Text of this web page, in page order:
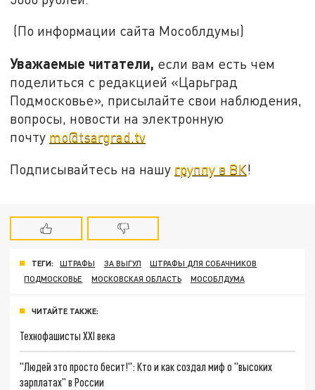
(По информации сайта Мособлдумы)
Уважаемые читатели, если вам есть чем
поделиться с редакцией «Царьград
Подмосковье», присылайте свои наблюдения,
вопросы, новости на электронную
почту mo@tsargrad.tv
Подписывайтесь на нашу группу в ВК!
ТЕГИ: ШТРАФЫ ЗА ВЫГУЛ
ШТРАФЫ ДЛЯ СОБАЧНИКОВ
ПОДМОСКОВЬЕ
МОСКОВСКАЯ ОБЛАСТЬ МОСОБЛДУМА
ЧИТАЙТЕ ТАКЖЕ:
Технофашисты XXI века
"Людей это просто бесит!": Кто и как создал миф о "высоких
зарплатах" в России